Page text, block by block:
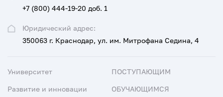
Юридический адрес:
350063 г. Краснодар, ул. им. Митрофана Седина, 4
+7 (800) 444-19-20 доб. 1
Университет
Развитие и инновации
ПОСТУПАЮЩИМ
ОБУЧАЮЩИМСЯ